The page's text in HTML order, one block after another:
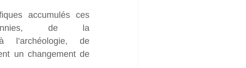
accumulés ces
de la
l’archéologie, de
un changement de